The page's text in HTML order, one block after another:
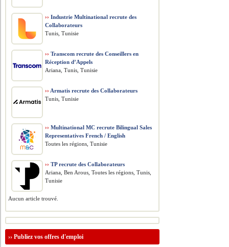
›› Industrie Multinational recrute des
Collaborateurs
Tunis, Tunisie
›› Transcom recrute des Conseillers en
Réception d’Appels
Ariana, Tunis, Tunisie
›› Armatis recrute des Collaborateurs
Tunis, Tunisie
›› Multinational MC recrute Bilingual Sales
Representatives French / English
Toutes les régions, Tunisie
›› TP recrute des Collaborateurs
Ariana, Ben Arous, Toutes les régions, Tunis,
Tunisie
Aucun article trouvé.
››Publiez vos offres d'emploi